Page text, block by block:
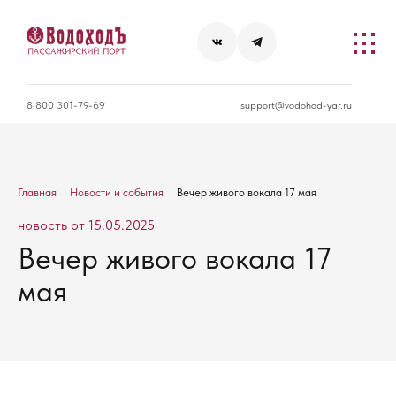
8 800 301-79-69 support@vodohod-yar.ru
Главная Новости и события Вечер живого вокала 17 мая
новость от 15.05.2025
Вечер живого вокала 17
мая